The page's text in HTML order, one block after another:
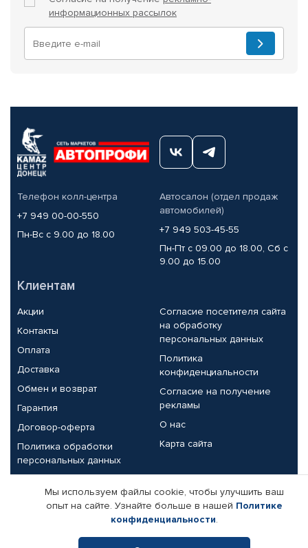
информационных рассылок
Телефон колл-центра
+7 949 00-00-550
Пн-Вс с 9.00 до 18.00
Автосалон (отдел продаж
автомобилей)
+7 949 503-45-55
Пн-Пт с 09.00 до 18.00, Сб с
9.00 до 15.00
Клиентам
Акции
Контакты
Оплата
Доставка
Обмен и возврат
Гарантия
Договор-оферта
Политика обработки
персональных данных
Согласие посетителя сайта
на обработку
персональных данных
Политика
конфиденциальности
Согласие на получение
рекламы
О нас
Карта сайта
Партнерам
Корпоративным клиентам
Поставщикам
Реквизиты компании
Мы используем файлы cookie, чтобы улучшить ваш
опыт на сайте. Узнайте больше в нашей Политике
конфиденциальности.